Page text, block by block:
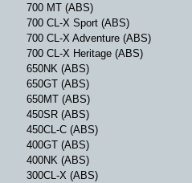
700 MT (ABS)
700 CL-X Sport (ABS)
700 CL-X Adventure (ABS)
700 CL-X Heritage (ABS)
650NK (ABS)
650GT (ABS)
650MT (ABS)
450SR (ABS)
450CL-C (ABS)
400GT (ABS)
400NK (ABS)
300CL-X (ABS)